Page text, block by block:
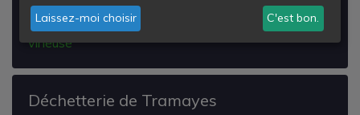
Voir les détails de la
Déchetterie de la Roche-
vineuse
Déchetterie de Tramayes
Laissez-moi choisir C'est bon.